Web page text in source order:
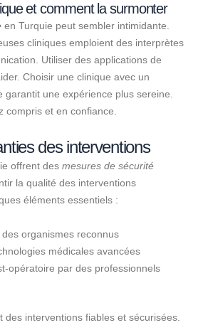
et comment la surmonter
en Turquie peut sembler intimidante.
cliniques emploient des interprètes
Utiliser des applications de
Choisir une clinique avec un
garantit une expérience plus sereine.
compris et en confiance.
des interventions
offrent des mesures de sécurité
la qualité des interventions
éléments essentiels :
organismes reconnus
médicales avancées
opératoire par des professionnels
des interventions fiables et sécurisées.